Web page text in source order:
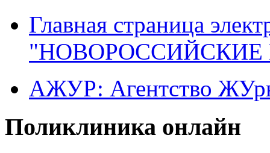
Главная страница
"НОВОРОССИЙСКИЕ
АЖУР: Агентство
Поликлиника онлайн